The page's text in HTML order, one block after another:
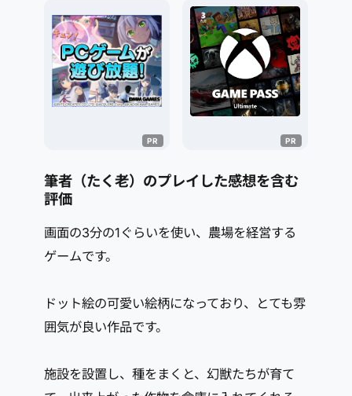
筆者（たく老）のプレイした感想を含む
評価
画面の3分の1ぐらいを使い、農場を経営する
ゲームです。
ドット絵の可愛い絵柄になっており、とても雰
囲気が良い作品です。
施設を設置し、種をまくと、幻獣たちが育て